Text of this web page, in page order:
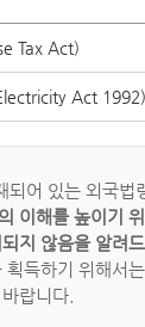
Tax Act)
Act 1992)
되어 있는 외국법
이해를 높이기
지 않음을 알려
득하기 위해서
랍니다.